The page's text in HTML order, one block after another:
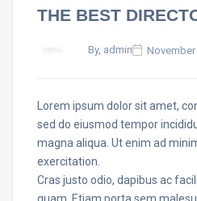
THE BEST
By, admin November
Lorem ipsum dolor sit amet,
sed do eiusmod tempor
magna aliqua. Ut enim ad
exercitation.
Cras justo odio, dapibus ac